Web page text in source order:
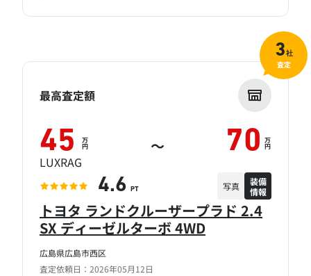
広島県広島市西区
査定依頼日：2026年05月12日
トヨタ ランドクルーザープラド 2.4
SX ディーゼルターボ 4WD
最高査定額
45 万
円 ～ 70 万
円
LUXRAG
4.6 PT 写真
装備
情報
3社
査定